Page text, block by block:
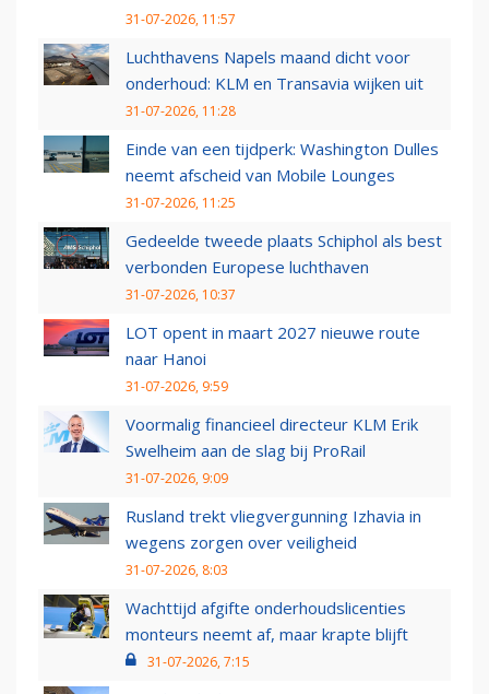
31-07-2026, 11:57
Luchthavens Napels maand dicht voor
onderhoud: KLM en Transavia wijken uit
31-07-2026, 11:28
Einde van een tijdperk: Washington Dulles
neemt afscheid van Mobile Lounges
31-07-2026, 11:25
Gedeelde tweede plaats Schiphol als best
verbonden Europese luchthaven
31-07-2026, 10:37
LOT opent in maart 2027 nieuwe route
naar Hanoi
31-07-2026, 9:59
Voormalig financieel directeur KLM Erik
Swelheim aan de slag bij ProRail
31-07-2026, 9:09
Rusland trekt vliegvergunning Izhavia in
wegens zorgen over veiligheid
31-07-2026, 8:03
Wachttijd afgifte onderhoudslicenties
monteurs neemt af, maar krapte blijft
31-07-2026, 7:15